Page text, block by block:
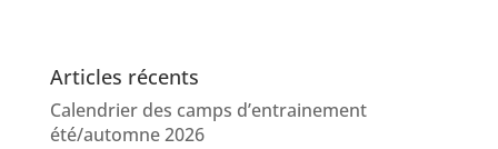
Articles récents
Calendrier des camps d’entrainement
été/automne 2026